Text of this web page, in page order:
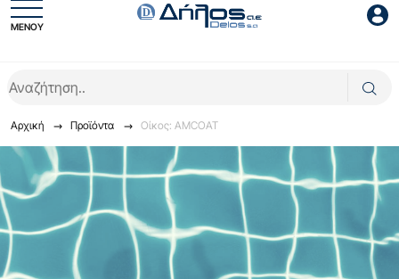
ΜΕΝΟΥ
Είσοδος
Ξέχασες το password;
Αρχική Προϊόντα Οίκος: AMCOAT